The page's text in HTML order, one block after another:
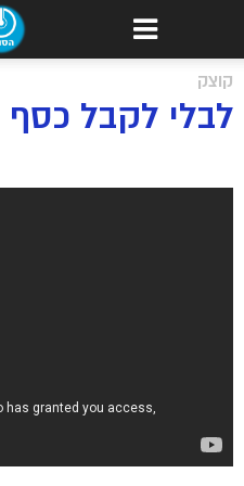
קוצק
לבלי לקבל